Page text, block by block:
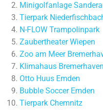
Minigolfanlage
Tierpark
N-FLOW Trampolinpark
Zaubertheater Wiepen
Zoo am Meer
Klimahaus Bremerhaven
Otto Huus Emden
Bubble Soccer Emden
Tierpark Chemnitz